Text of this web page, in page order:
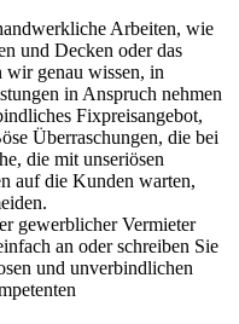
Arbeiten, wie
und Decken oder das
wir genau wissen, in
in Anspruch nehmen
Fixpreisangebot,
Überraschungen, die bei
die mit unseriösen
auf die Kunden warten,
gewerblicher Vermieter
an oder schreiben Sie
und unverbindlichen